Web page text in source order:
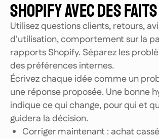
SHOPIFY AVEC DES FAITS
Utilisez questions clients, retours,
d'utilisation, comportement sur la
rapports Shopify. Séparez les
des préférences internes.
Écrivez chaque idée comme un
une réponse proposée. Une bonne
indique ce qui change, pour qui et
guidera la décision.
Corriger maintenant : achat